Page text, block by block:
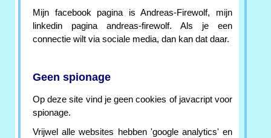
Mijn facebook pagina is Andreas-Firewolf, mijn
linkedin pagina andreas-firewolf. Als je een
connectie wilt via sociale media, dan kan dat daar.
Geen spionage
Op deze site vind je geen cookies of javacript voor
spionage.
Vrijwel alle websites hebben 'google analytics' en